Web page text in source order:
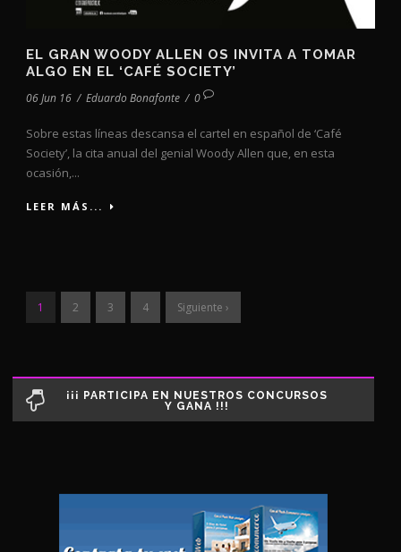
EL GRAN WOODY ALLEN OS INVITA A TOMAR
ALGO EN EL ‘CAFÉ SOCIETY’
06 Jun 16 / Eduardo Bonafonte / 0
Sobre estas líneas descansa el cartel en español de ‘Café
Society’, la cita anual del genial Woody Allen que, en esta
ocasión,...
LEER MÁS...
1 2 3 4 Siguiente ›
¡¡¡ PARTICIPA EN NUESTROS CONCURSOS
Y GANA !!!